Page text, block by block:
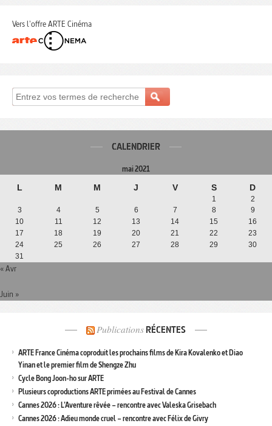
Vers l'offre ARTE Cinéma
CALENDRIER
mai 2021
L M M J V S D
1
2
3
4 5 6 7 8
9
10
11 12 13 14 15
16
17
18 19 20 21 22
23
24
25 26 27 28 29
30
31
« Avr
Juin »
Publications RÉCENTES
ARTE France Cinéma coproduit les prochains films de Kira Kovalenko et Diao
Yinan et le premier film de Shengze Zhu
Cycle Bong Joon-ho sur ARTE
Plusieurs coproductions ARTE primées au Festival de Cannes
Cannes 2026 : L’Aventure rêvée – rencontre avec Valeska Grisebach
Cannes 2026 : Adieu monde cruel – rencontre avec Félix de Givry